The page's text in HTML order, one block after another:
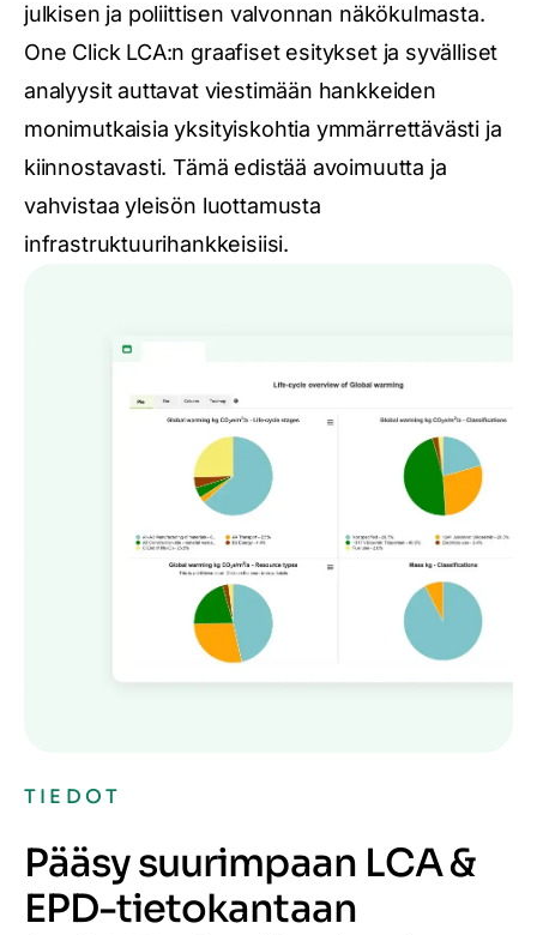
julkisen ja poliittisen valvonnan näkökulmasta.
One Click LCA:n graafiset esitykset ja syvälliset
analyysit auttavat viestimään hankkeiden
monimutkaisia yksityiskohtia ymmärrettävästi ja
kiinnostavasti. Tämä edistää avoimuutta ja
vahvistaa yleisön luottamusta
infrastruktuurihankkeisiisi.
TIEDOT
Pääsy suurimpaan LCA &
EPD-tietokantaan